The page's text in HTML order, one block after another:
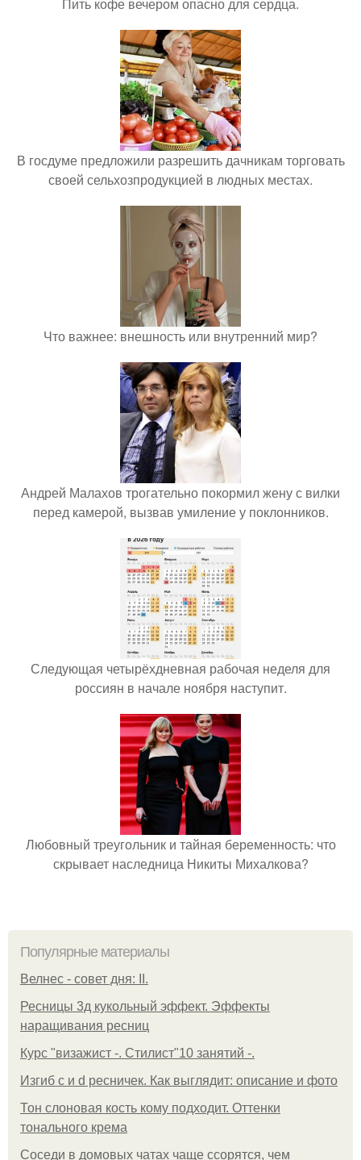
В госдуме предложили разрешить дачникам торговать
своей сельхозпродукцией в людных местах.
Что важнее: внешность или внутренний мир?
Андрей Малахов трогательно покормил жену с вилки
перед камерой, вызвав умиление у поклонников.
Следующая четырёхдневная рабочая неделя для
россиян в начале ноября наступит.
Любовный треугольник и тайная беременность: что
скрывает наследница Никиты Михалкова?
Популярные материалы
Велнес - совет дня: II.
Ресницы 3д кукольный эффект. Эффекты
наращивания ресниц
Курс "визажист -. Стилист"10 занятий -.
Изгиб c и d ресничек. Как выглядит: описание и фото
Тон слоновая кость кому подходит. Оттенки
тонального крема
Соседи в домовых чатах чаще ссорятся, чем